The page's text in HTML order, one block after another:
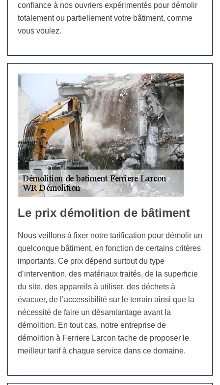
confiance à nos ouvriers expérimentés pour démolir
totalement ou partiellement votre bâtiment, comme
vous voulez.
Le prix démolition de bâtiment
Nous veillons à fixer notre tarification pour démolir un
quelconque bâtiment, en fonction de certains critères
importants. Ce prix dépend surtout du type
d’intervention, des matériaux traités, de la superficie
du site, des appareils à utiliser, des déchets à
évacuer, de l’accessibilité sur le terrain ainsi que la
nécessité de faire un désamiantage avant la
démolition. En tout cas, notre entreprise de
démolition à Ferriere Larcon tache de proposer le
meilleur tarif à chaque service dans ce domaine.